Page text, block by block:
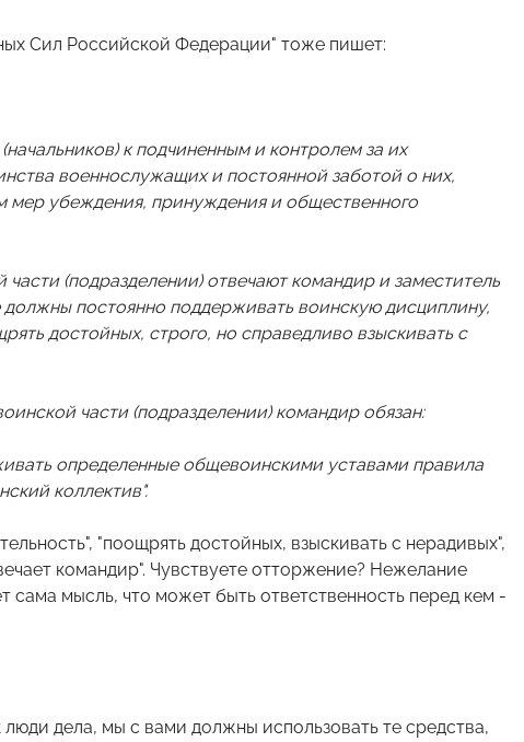
Сил Российской Федерации" тоже пишет:
к подчиненным и контролем за их
военнослужащих и постоянной заботой о них,
убеждения, принуждения и общественного
(подразделении) отвечают командир и заместитель
постоянно поддерживать воинскую дисциплину,
достойных, строго, но справедливо взыскивать с
части (подразделении) командир обязан:
определенные общевоинскими уставами правила
коллектив".
"поощрять достойных, взыскивать с нерадивых",
командир". Чувствуете отторжение? Нежелание
мысль, что может быть ответственность перед кем -
дела, мы с вами должны использовать те средства,